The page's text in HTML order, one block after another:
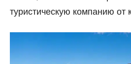
туристическую компанию от